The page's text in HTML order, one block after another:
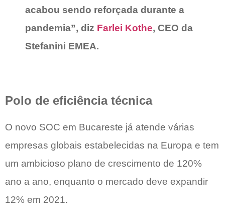
acabou sendo reforçada durante a
pandemia”, diz Farlei Kothe, CEO da
Stefanini EMEA.
Polo de eficiência técnica
O novo SOC em Bucareste já atende várias
empresas globais estabelecidas na Europa e tem
um ambicioso plano de crescimento de 120%
ano a ano, enquanto o mercado deve expandir
12% em 2021.